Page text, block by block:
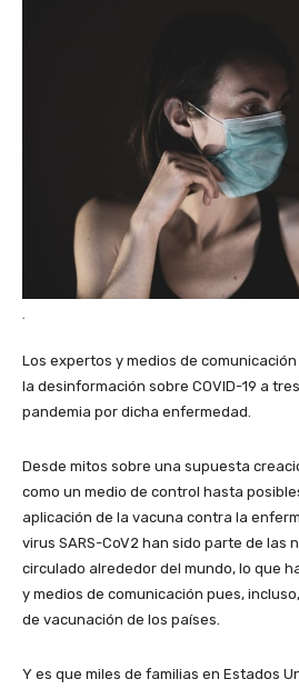
.
Los expertos y medios de
la desinformación sobre COVID-19 a
pandemia por dicha enfermedad.
Desde mitos sobre una supuesta
como un medio de control hasta
aplicación de la vacuna contra la
virus SARS-CoV2 han sido parte de las
circulado alrededor del mundo, lo que
y medios de comunicación pues,
de vacunación de los países.
Y es que miles de familias en Estados